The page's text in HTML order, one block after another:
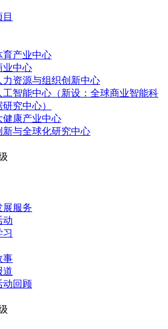
育产业中心
业中心
力资源与组织创新中心
工智能中心（新设：全球商业智能科
究中心）
健康产业中心
新与全球化研究中心
展服务
动
习
事
道
动回顾